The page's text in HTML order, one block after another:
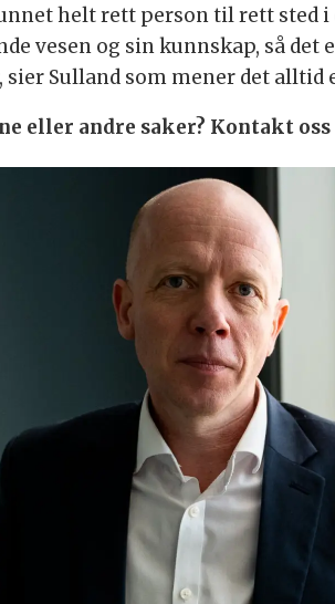
helt rett person til rett sted
vesen og sin kunnskap, så
sier Sulland som mener det
eller andre saker? Kontakt